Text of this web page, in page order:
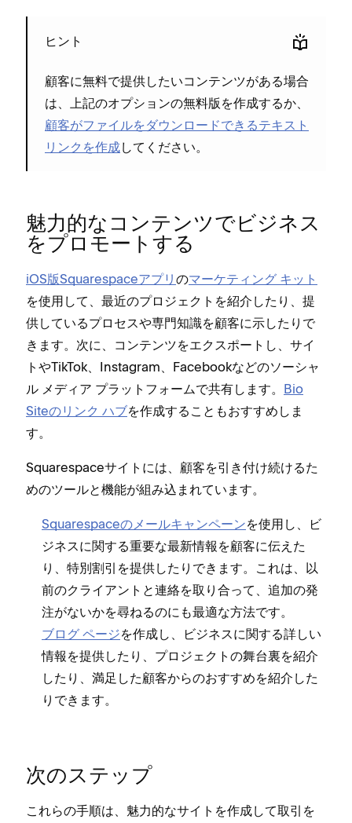
ヒント
顧客に無料で提供したいコンテンツがある場合
は⁠、上記のオプシ⁠ョンの無料版を作成するか⁠、
顧客がフ⁠ァイルをダウンロ⁠ードできるテキスト
リンクを作成してください⁠。
魅力的なコンテンツでビジネス
をプロモ⁠ートする
iOS版Squarespaceアプリ のマ⁠ーケテ⁠ィング キ⁠ット
を使用して⁠、最近のプロジ⁠ェクトを紹介したり⁠、提
供しているプロセスや専門知識を顧客に示したりで
きます⁠。次に⁠、コンテンツをエクスポ⁠ートし⁠、サイ
トやTikTok⁠、Instagram⁠、Facebookなどのソ⁠ーシ⁠ャ
ル メデ⁠ィア プラ⁠ットフ⁠ォ⁠ームで共有します⁠。 Bio
Siteのリンク ハブを作成することもおすすめしま
す⁠。
Squarespaceサイトには⁠、顧客を引き付け続けるた
めのツ⁠ールと機能が組み込まれています⁠。
Squarespaceのメ⁠ールキ⁠ャンペ⁠ーンを使用し⁠、ビ
ジネスに関する重要な最新情報を顧客に伝えた
り⁠、特別割引を提供したりできます⁠。これは⁠、以
前のクライアントと連絡を取り合⁠って⁠、追加の発
注がないかを尋ねるのにも最適な方法です⁠。
ブログ ペ⁠ージを作成し⁠、ビジネスに関する詳しい
情報を提供したり⁠、プロジ⁠ェクトの舞台裏を紹介
したり⁠、満足した顧客からのおすすめを紹介した
りできます⁠。
次のステ⁠ップ
これらの手順は⁠、魅力的なサイトを作成して取引を